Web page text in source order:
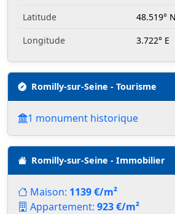
Latitude
48.519° N
Longitude
3.722° E
Romilly-sur-Seine - Tourisme
1 monument historique
Romilly-sur-Seine - Immobilier
Maison: 1139 €/m²
Appartement: 923 €/m²